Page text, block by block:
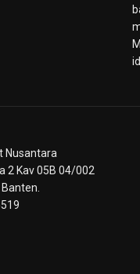
Nusantara
2 Kav 05B 04/002